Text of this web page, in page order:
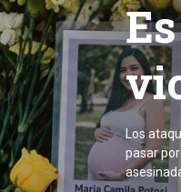
del
librerías del
de llevarlo a la